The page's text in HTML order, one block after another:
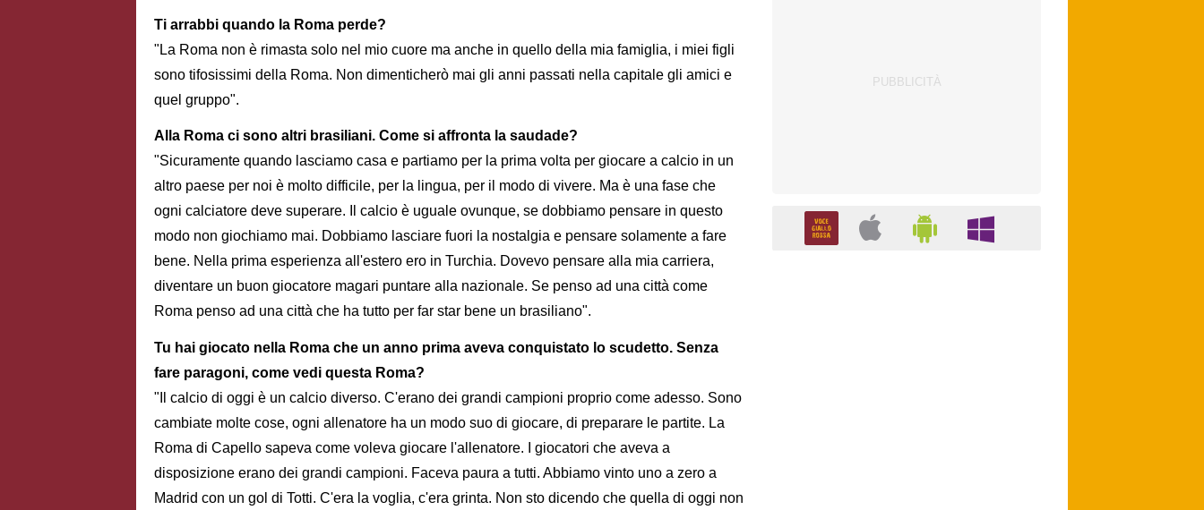
Ti arrabbi quando la Roma perde?
"La Roma non è rimasta solo nel mio cuore ma anche in quello della mia famiglia, i miei figli
sono tifosissimi della Roma. Non dimenticherò mai gli anni passati nella capitale gli amici e
quel gruppo".
Alla Roma ci sono altri brasiliani. Come si affronta la saudade?
"Sicuramente quando lasciamo casa e partiamo per la prima volta per giocare a calcio in un
altro paese per noi è molto difficile, per la lingua, per il modo di vivere. Ma è una fase che
ogni calciatore deve superare. Il calcio è uguale ovunque, se dobbiamo pensare in questo
modo non giochiamo mai. Dobbiamo lasciare fuori la nostalgia e pensare solamente a fare
bene. Nella prima esperienza all'estero ero in Turchia. Dovevo pensare alla mia carriera,
diventare un buon giocatore magari puntare alla nazionale. Se penso ad una città come
Roma penso ad una città che ha tutto per far star bene un brasiliano".
Tu hai giocato nella Roma che un anno prima aveva conquistato lo scudetto. Senza
fare paragoni, come vedi questa Roma?
"Il calcio di oggi è un calcio diverso. C'erano dei grandi campioni proprio come adesso. Sono
cambiate molte cose, ogni allenatore ha un modo suo di giocare, di preparare le partite. La
Roma di Capello sapeva come voleva giocare l'allenatore. I giocatori che aveva a
disposizione erano dei grandi campioni. Faceva paura a tutti. Abbiamo vinto uno a zero a
Madrid con un gol di Totti. C'era la voglia, c'era grinta. Non sto dicendo che quella di oggi non